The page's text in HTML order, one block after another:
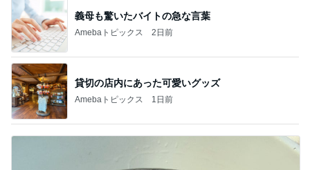
義母も驚いたバイトの急な言葉
Amebaトピックス 2日前
貸切の店内にあった可愛いグッズ
Amebaトピックス 1日前